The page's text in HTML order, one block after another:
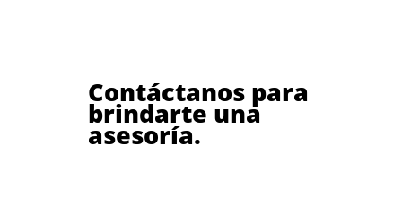
Contáctanos para
brindarte una
asesoría.